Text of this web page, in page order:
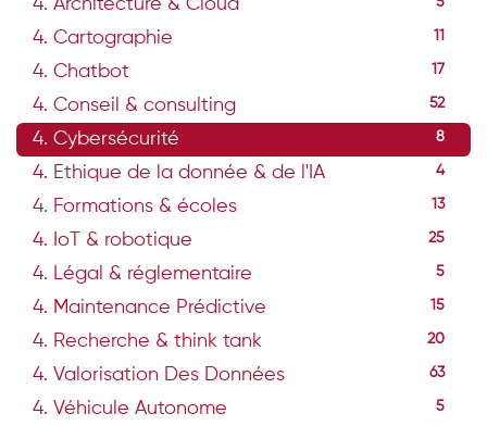
4. Architecture & Cloud 5
4. Cartographie
4. Chatbot 17
4. Conseil & consulting 52
4. Cybersécurité 8
4. Ethique de la donnée & de l'IA 4
4. Formations & écoles 13
4. IoT & robotique 25
4. Légal & réglementaire 5
4. Maintenance Prédictive 15
4. Recherche & think tank 20
4. Valorisation Des Données 63
4. Véhicule Autonome 5